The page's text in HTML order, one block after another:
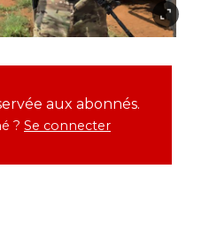
aux abonnés.
? Se connecter